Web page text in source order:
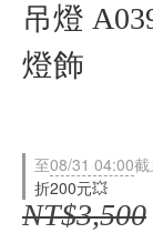
吊燈
燈飾
至08/31 04:00截
折200元💥
NT$3,500